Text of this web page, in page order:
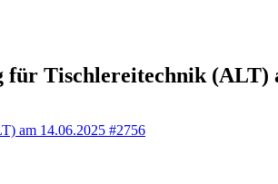
Tischlereitechnik (ALT)
am 14.06.2025 #2756